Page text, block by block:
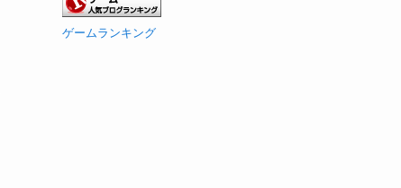
ゲームランキング